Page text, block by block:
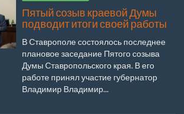
Пятый созыв краевой Думы
подводит итоги своей работы
В Ставрополе состоялось последнее
плановое заседание Пятого созыва
Думы Ставропольского края. В его
работе принял участие губернатор
Владимир Владимир...